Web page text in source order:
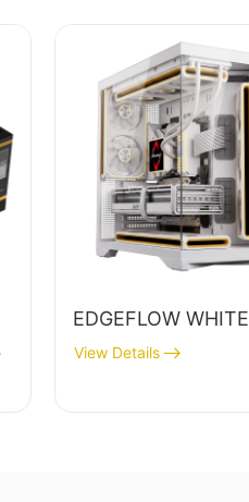
EDGEFLOW WHITE
View Details